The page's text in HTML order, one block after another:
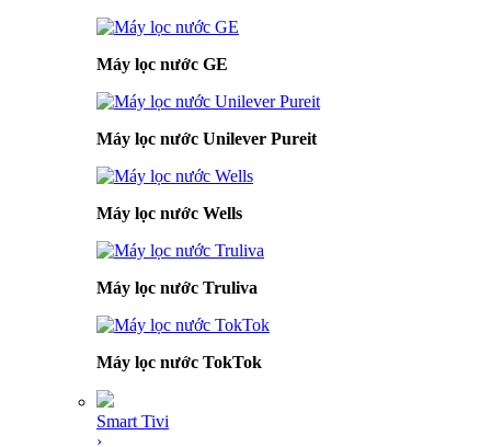
Máy lọc nước GE
Máy lọc nước Unilever Pureit
Máy lọc nước Wells
Máy lọc nước Truliva
Máy lọc nước TokTok
Smart Tivi
›